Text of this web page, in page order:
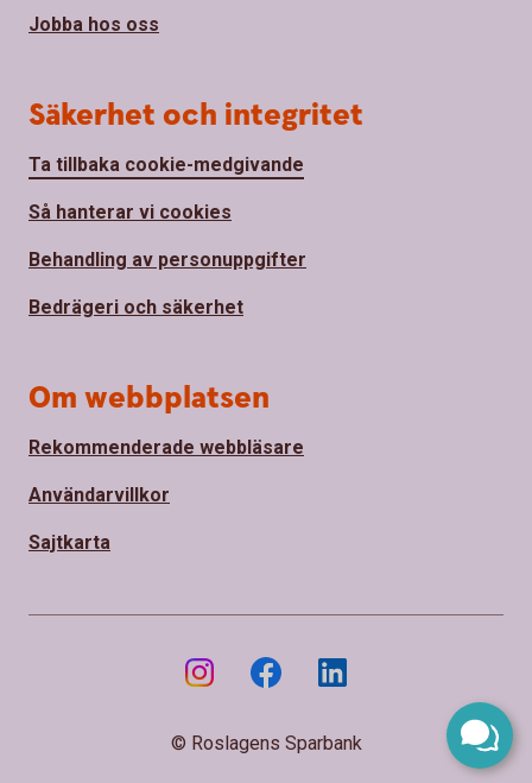
Jobba hos oss
Säkerhet och integritet
Ta tillbaka cookie-medgivande
Så hanterar vi cookies
Behandling av personuppgifter
Bedrägeri och säkerhet
Om webbplatsen
Rekommenderade webbläsare
Användarvillkor
Sajtkarta
© Roslagens Sparbank